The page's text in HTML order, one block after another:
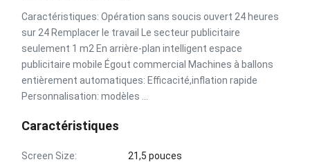
Caractéristiques: Opération sans soucis ouvert 24 heures
sur 24 Remplacer le travail Le secteur publicitaire
seulement 1 m2 En arrière-plan intelligent espace
publicitaire mobile Égout commercial Machines à ballons
entièrement automatiques: Efficacité,inflation rapide
Personnalisation: modèles ...
Caractéristiques
Screen Size: 21,5 pouces